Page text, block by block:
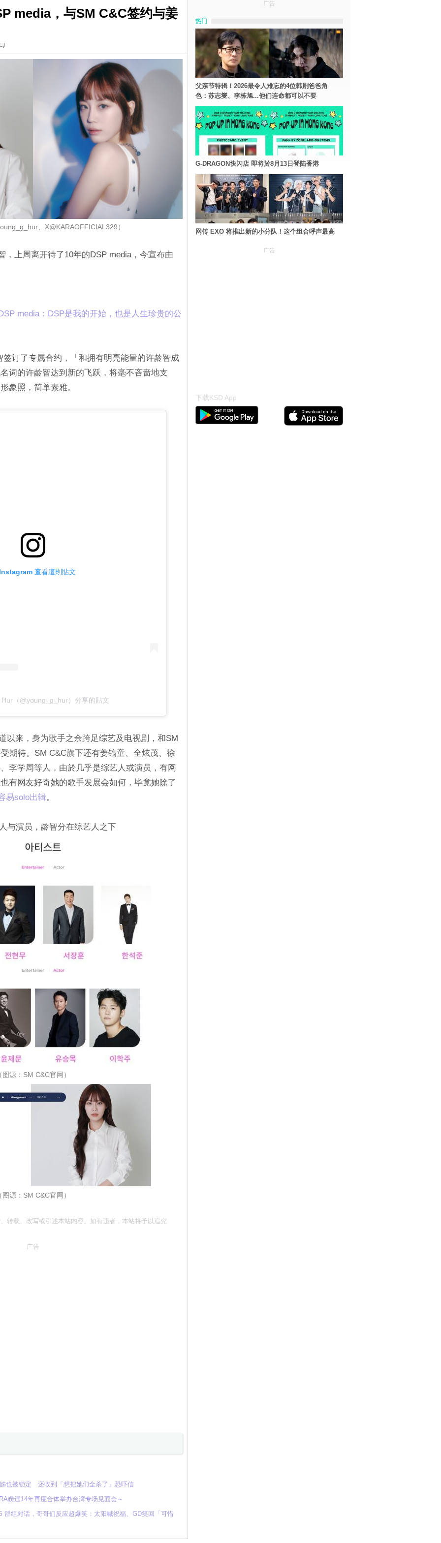
media，与SM C&C签约与姜
、X@KARAOFFICIAL329）
，上周离开待了10年的DSP media，今宣布由
media：DSP是我的开始，也是人生珍贵的公
订了专属合约，「和拥有明亮能量的许龄智成
词的许龄智达到新的飞跃，将毫不吝啬地支
象照，简单素雅。
查看這則貼文
Hur（@young_g_hur）分享的貼文
以来，身为歌手之余跨足综艺及电视剧，和SM
期待。SM C&C旗下还有姜镐童、全炫茂、徐
李学周等人，由於几乎是综艺人或演员，有网
有网友好奇她的歌手发展会如何，毕竟她除了
易solo出辑。
与演员，龄智分在综艺人之下
图源：SM C&C官网）
图源：SM C&C官网）
转载、改写或引述本站内容。如有违者，本站将予以追究
广告
也被锁定 还收到「想把她们全杀了」恐吓信
睽违14年再度合体举办台湾专场见面会～
组对话，哥哥们反应超爆笑：太阳喊祝福、GD笑回「可惜
广告
热门
父亲节特辑！2026最令人难忘的4位韩剧爸爸角
色：苏志燮、李栋旭...他们连命都可以不要
G-DRAGON快闪店 即将於8月13日登陆香港
网传 EXO 将推出新的小分队！这个组合呼声最高
广告
下载KSD App